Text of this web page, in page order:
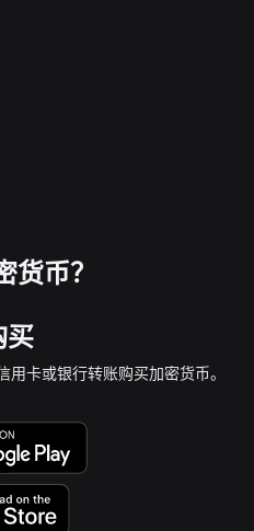
货币？
买
卡或银行转账购买加密货币。